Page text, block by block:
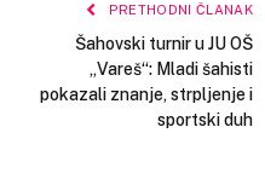
PRETHODNI ČLANAK
Šahovski turnir u JU OŠ
„Vareš“: Mladi šahisti
pokazali znanje, strpljenje i
sportski duh